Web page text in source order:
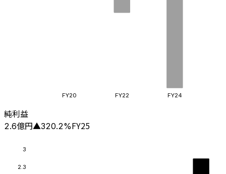
FY20 FY22 FY24
純利益
2.6億円▲320.2%FY25
2.3
3